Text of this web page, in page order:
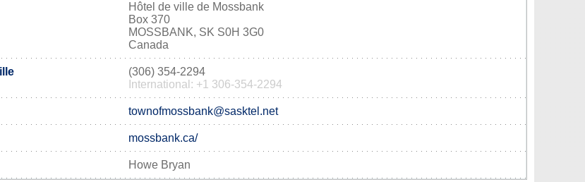
Hôtel de ville de Mossbank
Box 370
MOSSBANK, SK S0H 3G0
Canada
(306) 354-2294
International: +1 306-354-2294
townofmossbank@sasktel.net
mossbank.ca/
Howe Bryan